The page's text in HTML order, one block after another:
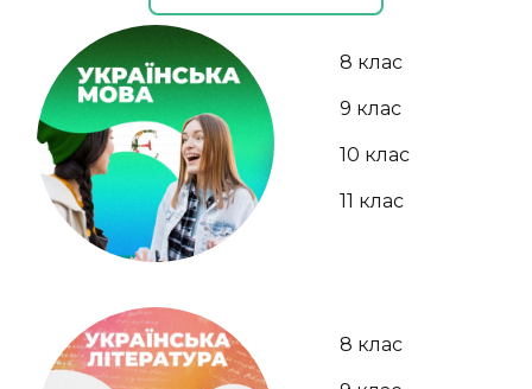
8 клас
9 клас
10 клас
11 клас
8 клас